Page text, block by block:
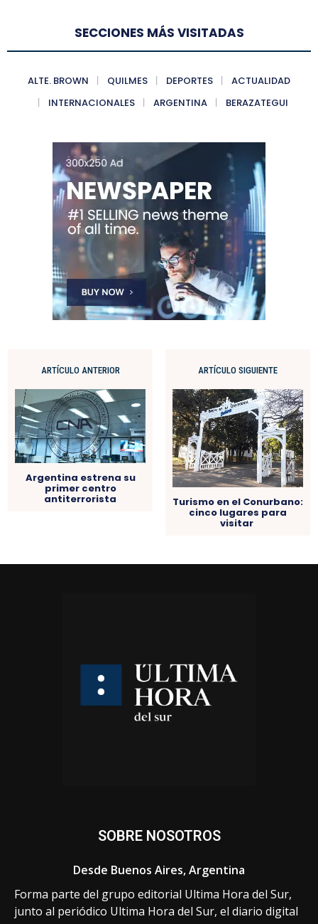
SECCIONES MÁS VISITADAS
ALTE. BROWN QUILMES DEPORTES
ACTUALIDAD
INTERNACIONALES
ARGENTINA BERAZATEGUI
ARTÍCULO ANTERIOR
Argentina estrena su
primer centro
antiterrorista
ARTÍCULO SIGUIENTE
Turismo en el Conurbano:
cinco lugares para
visitar
SOBRE NOSOTROS
Desde Buenos Aires, Argentina
Forma parte del grupo editorial Ultima Hora del Sur,
junto al periódico Ultima Hora del Sur, el diario digital